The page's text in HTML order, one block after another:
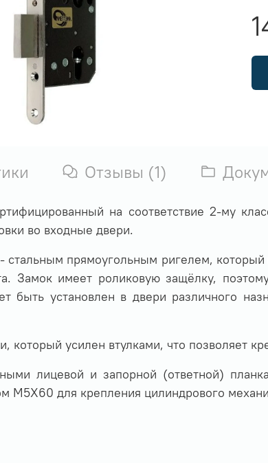
Отзывы (1)
на соответствие 2-му
во входные двери.
прямоугольным ригелем, который
Замок имеет роликовую защёлку,
быть установлен в двери различного
усилен втулками, что позволяет
лицевой и запорной (ответной)
М5Х60 для крепления цилиндрового